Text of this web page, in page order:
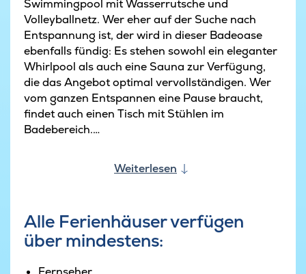
Swimmingpool mit Wasserrutsche und
Volleyballnetz. Wer eher auf der Suche nach
Entspannung ist, der wird in dieser Badeoase
ebenfalls fündig: Es stehen sowohl ein eleganter
Whirlpool als auch eine Sauna zur Verfügung,
die das Angebot optimal vervollständigen. Wer
vom ganzen Entspannen eine Pause braucht,
findet auch einen Tisch mit Stühlen im
Badebereich.
Der natürliche Treffpunkt des Hauses ist die
architektonisch raffiniert gestaltete Wohnküche
Der Wohnbereich ist mit einer gemütlichen
Sofagruppe mit Flachbild-TV und Kaminofen
ein wohliges Ambiente erzeugt. Sowohl vom
Weiterlesen
Alle Ferienhäuser verfügen
über mindestens: